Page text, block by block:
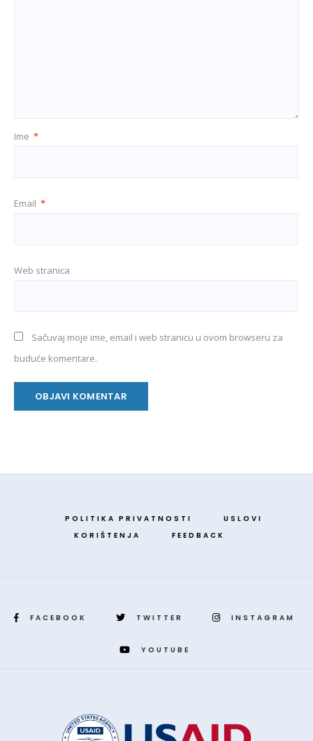
Ime *
Email *
Web stranica
Sačuvaj moje ime, email i web stranicu u ovom browseru za
buduće komentare.
POLITIKA PRIVATNOSTI
USLOVI
KORIŠTENJA
FEEDBACK
FACEBOOK TWITTER INSTAGRAM
YOUTUBE